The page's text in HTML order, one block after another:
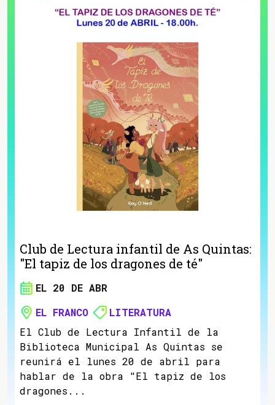
Club de Lectura infantil de As Quintas:
"El tapiz de los dragones de té"
EL 20 DE ABR
EL FRANCO
LITERATURA
El Club de Lectura Infantil de la
Biblioteca Municipal As Quintas se
reunirá el lunes 20 de abril para
hablar de la obra "El tapiz de los
dragones...